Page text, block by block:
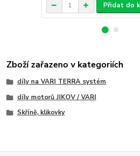
Přidat do
Zboží zařazeno v kategoriích
díly na VARI TERRA systém
díly motorů JIKOV / VARI
Skříně, klikovky